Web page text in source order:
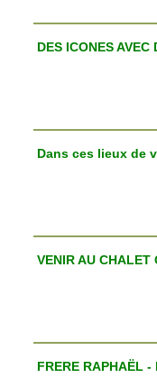
DES ICONES AVEC
Dans ces lieux de
VENIR AU CHALET
FRERE RAPHAËL -